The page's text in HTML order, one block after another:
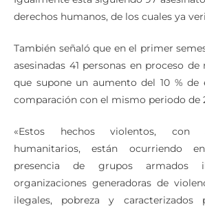
Igualmente está siguiendo 97
También señaló que en el primer
asesinadas 41 personas en proceso
que supone un aumento del 10 % de
«Estos hechos violentos, con
humanitarios, están ocurriendo
presencia de grupos armados
organizaciones generadoras de